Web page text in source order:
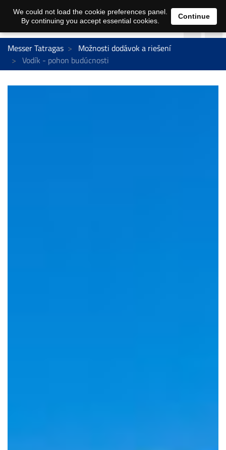
Messer Tatragas
Možnosti dodávok a riešení
Vodík - pohon budúcnosti
We could not load the cookie preferences panel.
By continuing you accept essential cookies.
Continue